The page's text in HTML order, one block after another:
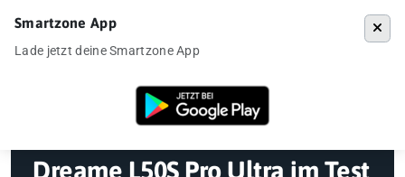
»Saugroboter
Dreame L50S Pro Ultra im Test
Smartzone App
Lade jetzt deine Smartzone App